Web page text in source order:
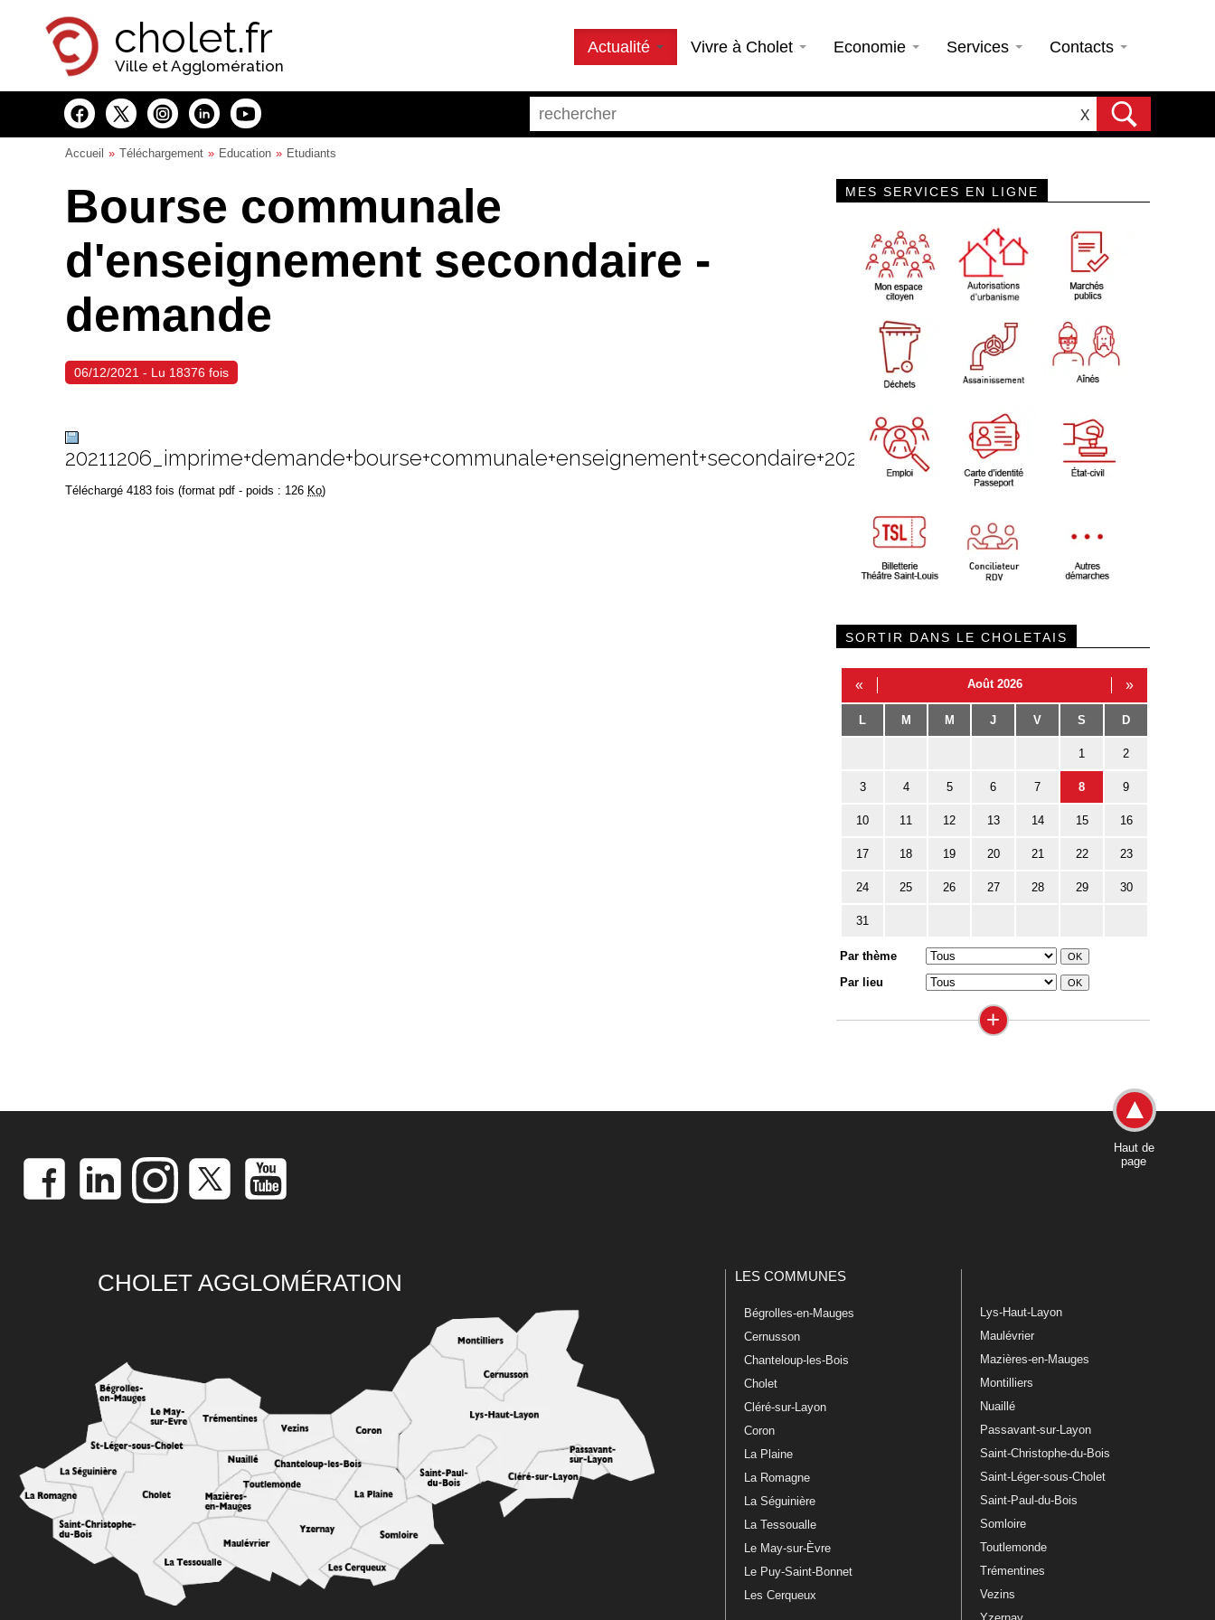
cholet.fr
Ville et Agglomération
Actualité Vivre à Cholet Economie Services Contacts
X
Accueil Téléchargement Education Etudiants
Bourse communale
d'enseignement secondaire -
demande
06/12/2021 - Lu 18376 fois
20211206_imprime+demande+bourse+communale+enseignement+secondaire+2021+2022
Téléchargé 4183 fois (format pdf - poids : 126 Ko)
MES SERVICES EN LIGNE
SORTIR DANS LE CHOLETAIS
« Août 2026 »
L M M J V S D
1 2
3 4 5 6 7 8 9
10 11 12 13 14 15 16
17 18 19 20 21 22 23
24 25 26 27 28 29 30
31
Par thème
Par lieu
+
Haut de
page
CHOLET AGGLOMÉRATION LES COMMUNES
Bégrolles-en-Mauges
Cernusson
Chanteloup-les-Bois
Cholet
Cléré-sur-Layon
Coron
La Plaine
La Romagne
La Séguinière
La Tessoualle
Le May-sur-Èvre
Le Puy-Saint-Bonnet
Les Cerqueux
Lys-Haut-Layon
Maulévrier
Mazières-en-Mauges
Montilliers
Nuaillé
Passavant-sur-Layon
Saint-Christophe-du-Bois
Saint-Léger-sous-Cholet
Saint-Paul-du-Bois
Somloire
Toutlemonde
Trémentines
Vezins